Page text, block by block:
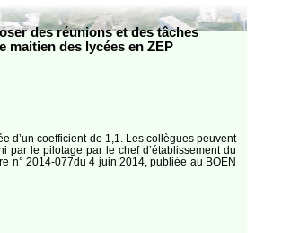
des réunions et des tâches
maitien des lycées en ZEP
d’un coefficient de 1,1. Les collègues peuvent
par le pilotage par le chef d’établissement du
n° 2014-077du 4 juin 2014, publiée au BOEN